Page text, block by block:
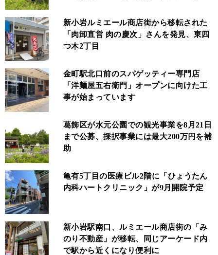
新小岩ルミエール商店街から移転された
「肉卸直営 肉の慶次」さんを発見、東四
つ木2丁目
金町駅北口前のスパゲッティー専門店
「洋麺屋五右衛門」オープンに向けた工
事が始まっています
葛飾区が水元公園での観光事業を8月21日
まで公募、採択事業には最大200万円を補
助
亀有5丁目の医療ビル2階に「ひょうたん
内科ハートクリニック」が9月開院予定
新小岩駅南口、ルミエール商店街の「み
のり不動産」が移転、同じアーケード内
で駅から近くになり便利に